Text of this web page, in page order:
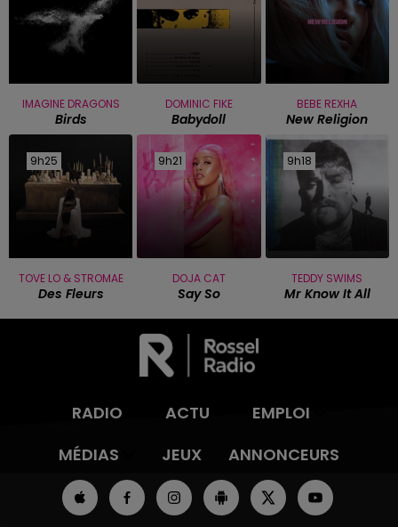
IMAGINE DRAGONS
Birds
DOMINIC FIKE
Babydoll
BEBE REXHA
New Religion
9h25
9h25
TOVE LO & STROMAE
Des Fleurs
9h21
9h21
DOJA CAT
Say So
9h18
9h18
TEDDY SWIMS
Mr Know It All
RADIO ACTU
EMPLOI
MÉDIAS
JEUX ANNONCEURS